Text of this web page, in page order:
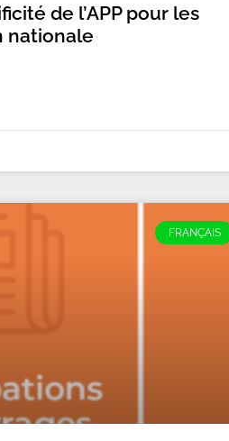
de l’APP pour les
nationale
FRANÇAIS